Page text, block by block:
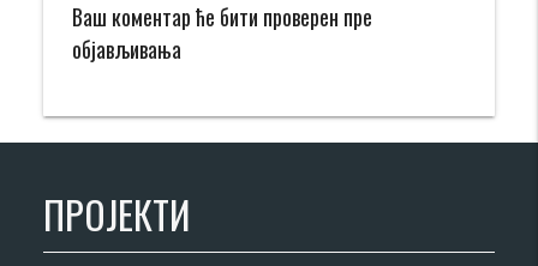
Ваш коментар ће бити проверен пре
објављивања
ПРОЈЕКТИ